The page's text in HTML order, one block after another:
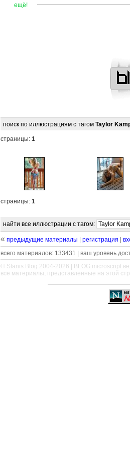
ещё! ———————————
поиск по иллюстрациям с тагом Taylor
страницы: 1
страницы: 1
найти все иллюстрации с тагом:
« предыдущие материалы регистрация
всего материалов: 133431 | ваш уровень
© Stanis.Blog 2004-2026 |
BLOG.microscript
все материалы, представленные на этой
——————————